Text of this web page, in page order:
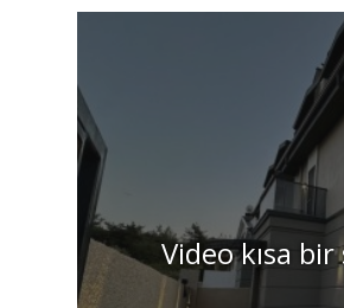
Video kısa